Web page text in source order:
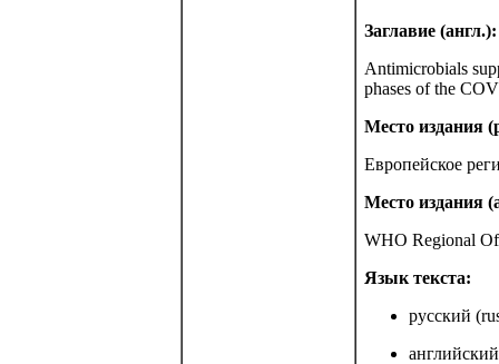
Заглавие (англ.):
Antimicrobials
phases of the
Место издания
Европейское
Место издания
WHO Regional
Язык текста:
русский